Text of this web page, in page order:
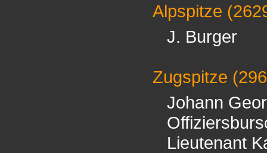
Alpspitze
J. Burger
Zugspitze
Johann
Lieutenant